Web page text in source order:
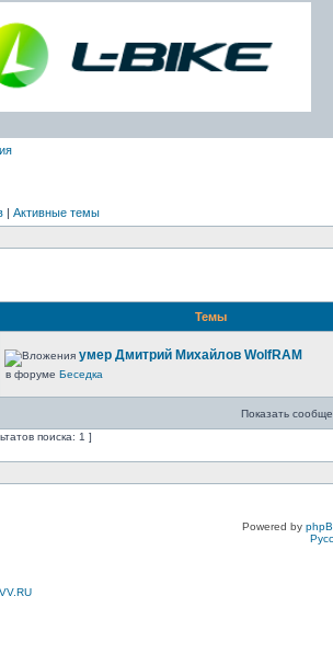
| Активные темы
Темы
умер Дмитрий Михайлов WolfRAM
в форуме Беседка
Показать
поиска: 1 ]
Powered by